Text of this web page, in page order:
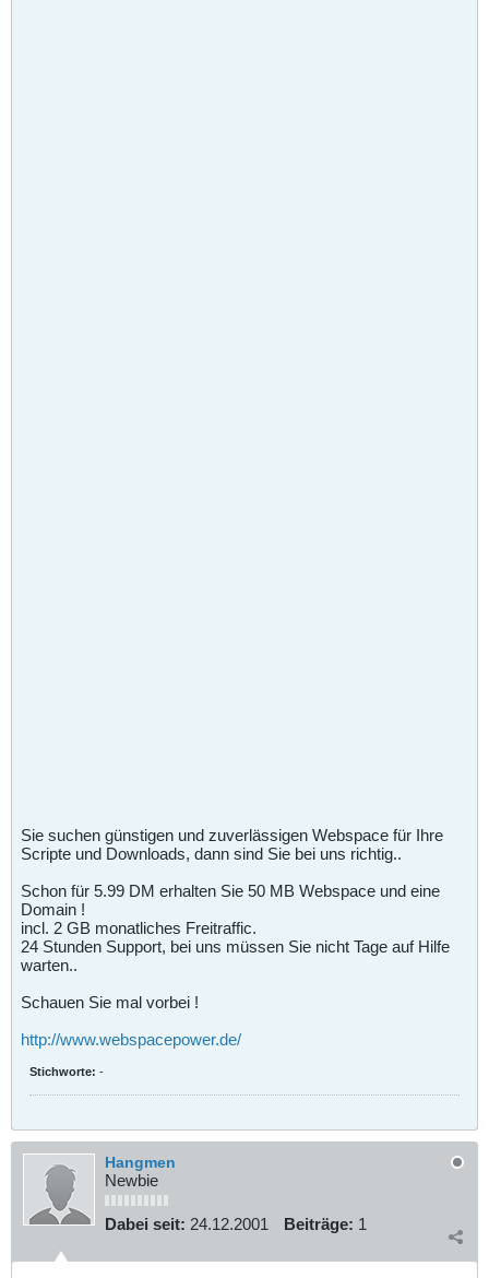
Sie suchen günstigen und zuverlässigen Webspace für Ihre
Scripte und Downloads, dann sind Sie bei uns richtig..
Schon für 5.99 DM erhalten Sie 50 MB Webspace und eine
Domain !
incl. 2 GB monatliches Freitraffic.
24 Stunden Support, bei uns müssen Sie nicht Tage auf Hilfe
warten..
Schauen Sie mal vorbei !
http://www.webspacepower.de/
Stichworte: -
Hangmen
Newbie
Dabei seit: 24.12.2001 Beiträge: 1